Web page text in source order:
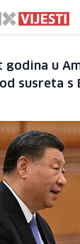
godina u
susreta s